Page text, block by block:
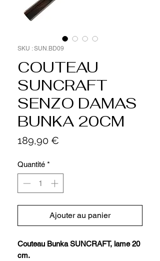
SKU : SUN.BD09
COUTEAU
SUNCRAFT
SENZO DAMAS
BUNKA 20CM
189,90 €
Quantité *
Ajouter au panier
Couteau Bunka SUNCRAFT, lame 20
cm.